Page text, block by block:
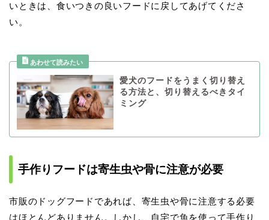
いときは、食いつきの良いフードに戻してあげてくださ
い。
愛犬のフードをうまく切り替え
る方法と、切り替えるべきタイ
ミング
手作りフードは寄生虫や骨に注意が必要
市販のドッグフードであれば、寄生虫や骨に注意する必要
はほとんどありません。しかし、自宅で魚を使って手作り